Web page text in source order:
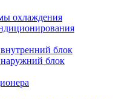
охлаждения
блок
блок